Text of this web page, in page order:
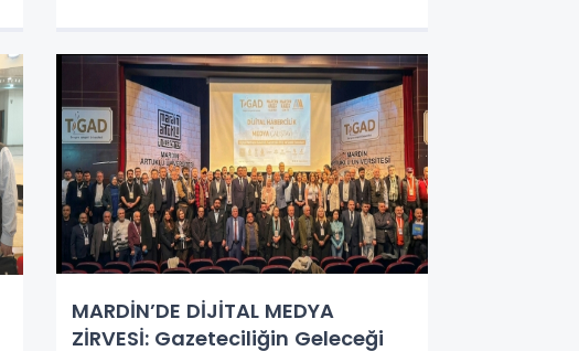
MARDİN’DE DİJİTAL MEDYA
ZİRVESİ: Gazeteciliğin Geleceği